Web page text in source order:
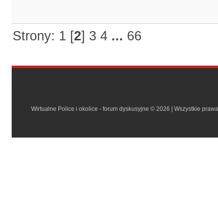
Strony: 1 [2] 3 4 ... 66
Wirtualne Police i okolice - forum dyskusyjne © 2026 | Wszystkie